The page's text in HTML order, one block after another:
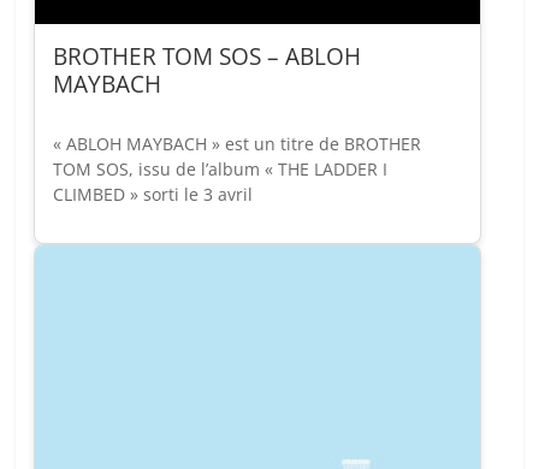
BROTHER TOM SOS – ABLOH
MAYBACH
« ABLOH MAYBACH » est un titre de BROTHER
TOM SOS, issu de l’album « THE LADDER I
CLIMBED » sorti le 3 avril